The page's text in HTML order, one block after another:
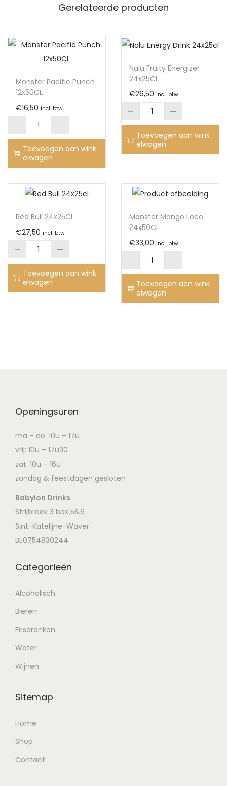
Gerelateerde producten
Monster Pacific Punch
12x50CL
€16,50 incl. btw
Toevoegen aan wink
elwagen
Nalu Fruity Energizer
24x25CL
€26,50 incl. btw
Toevoegen aan wink
elwagen
Red Bull 24x25CL
€27,50 incl. btw
Toevoegen aan wink
elwagen
Monster Mango Loco
24x50CL
€33,00 incl. btw
Toevoegen aan wink
elwagen
Openingsuren
ma – do: 10u – 17u
vrij: 10u – 17u30
zat: 10u – 16u
zondag & feestdagen gesloten
Babylon Drinks
Strijbroek 3 box 5&6
Sint-Katelijne-Waver
BE0754830244
Categorieën
Alcoholisch
Bieren
Frisdranken
Water
Wijnen
Sitemap
Home
Shop
Contact